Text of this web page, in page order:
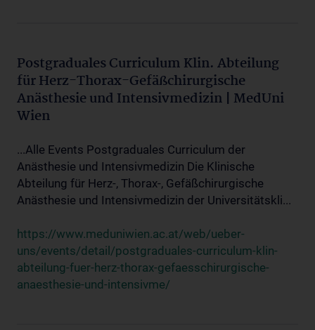
Postgraduales Curriculum Klin. Abteilung
für Herz-Thorax-Gefäßchirurgische
Anästhesie und Intensivmedizin | MedUni
Wien
...Alle Events Postgraduales Curriculum der
Anästhesie und Intensivmedizin Die Klinische
Abteilung für Herz-, Thorax-, Gefäßchirurgische
Anästhesie und Intensivmedizin der Universitätskli...
https://www.meduniwien.ac.at/web/ueber-
uns/events/detail/postgraduales-curriculum-klin-
abteilung-fuer-herz-thorax-gefaesschirurgische-
anaesthesie-und-intensivme/